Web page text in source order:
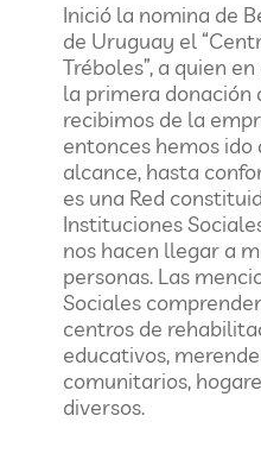
Inició la nomina de
de Uruguay el
Tréboles”, a quien
la primera donación
recibimos de la
entonces hemos
alcance, hasta
es una Red
Instituciones
nos hacen llegar a
personas. Las
Sociales
centros de
educativos,
comunitarios,
diversos.